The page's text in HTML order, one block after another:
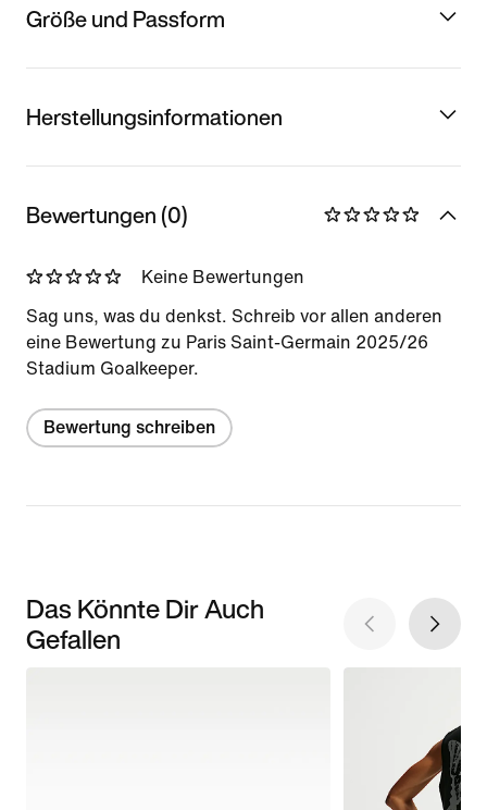
Größe und Passform
Herstellungsinformationen
Bewertungen (0)
Keine Bewertungen
Sag uns, was du denkst. Schreib vor allen anderen
eine Bewertung zu Paris Saint-Germain 2025/26
Stadium Goalkeeper.
Bewertung schreiben
Das Könnte Dir Auch
Gefallen